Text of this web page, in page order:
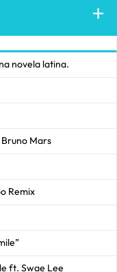
novela latina.
Mars
Remix
ft. Swae Lee